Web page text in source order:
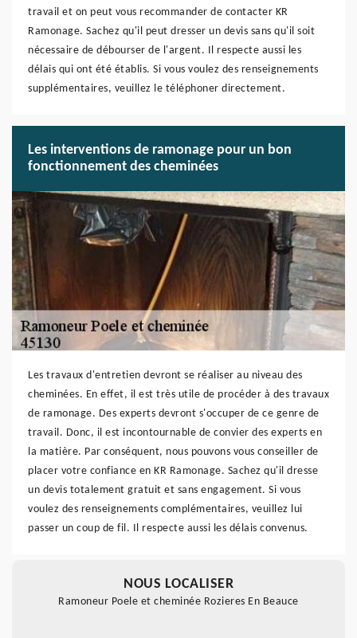
travail et on peut vous recommander de contacter KR
Ramonage. Sachez qu'il peut dresser un devis sans qu'il soit
nécessaire de débourser de l'argent. Il respecte aussi les
délais qui ont été établis. Si vous voulez des renseignements
supplémentaires, veuillez le téléphoner directement.
Les interventions de ramonage pour un bon
fonctionnement des cheminées
Les travaux d'entretien devront se réaliser au niveau des
cheminées. En effet, il est très utile de procéder à des travaux
de ramonage. Des experts devront s'occuper de ce genre de
travail. Donc, il est incontournable de convier des experts en
la matière. Par conséquent, nous pouvons vous conseiller de
placer votre confiance en KR Ramonage. Sachez qu'il dresse
un devis totalement gratuit et sans engagement. Si vous
voulez des renseignements complémentaires, veuillez lui
passer un coup de fil. Il respecte aussi les délais convenus.
NOUS LOCALISER
Ramoneur Poele et cheminée Rozieres En Beauce